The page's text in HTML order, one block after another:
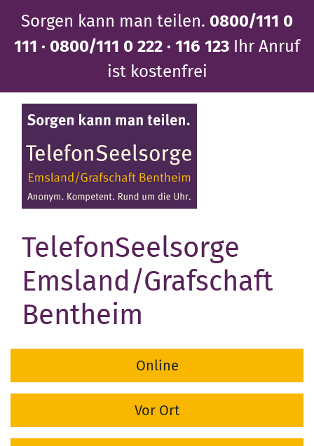
Inhalt
Sorgen kann man teilen. 0800/111 0
111 · 0800/111 0 222 · 116 123 Ihr Anruf
ist kostenfrei
TelefonSeelsorge
Emsland/Grafschaft
Bentheim
Online
Vor Ort